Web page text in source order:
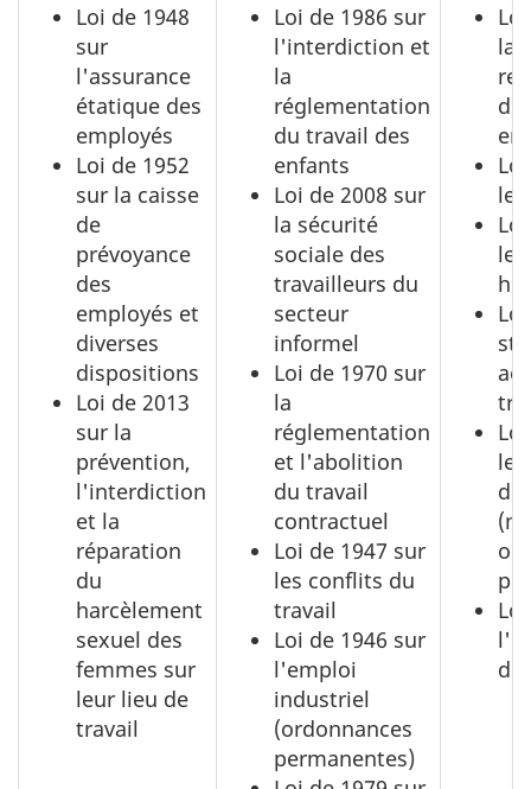
Loi de 1948
sur
l'assurance
étatique des
employés
Loi de 1952
sur la caisse
de
prévoyance
des
employés et
diverses
dispositions
Loi de 2013
sur la
prévention,
l'interdiction
et la
réparation
du
harcèlement
sexuel des
femmes sur
leur lieu de
travail
Loi de 1986 sur
l'interdiction et
la
réglementation
du travail des
enfants
Loi de 2008 sur
la sécurité
sociale des
travailleurs du
secteur
informel
Loi de 1970 sur
la
réglementation
et l'abolition
du travail
contractuel
Loi de 1947 sur
les conflits du
travail
Loi de 1946 sur
l'emploi
industriel
(ordonnances
permanentes)
la